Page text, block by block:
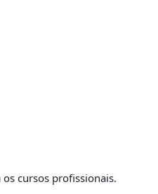
cursos profissionais.